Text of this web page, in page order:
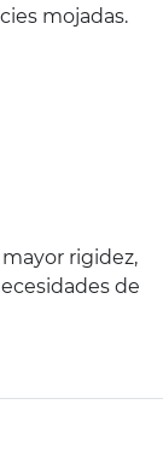
mojadas.
rigidez,
de